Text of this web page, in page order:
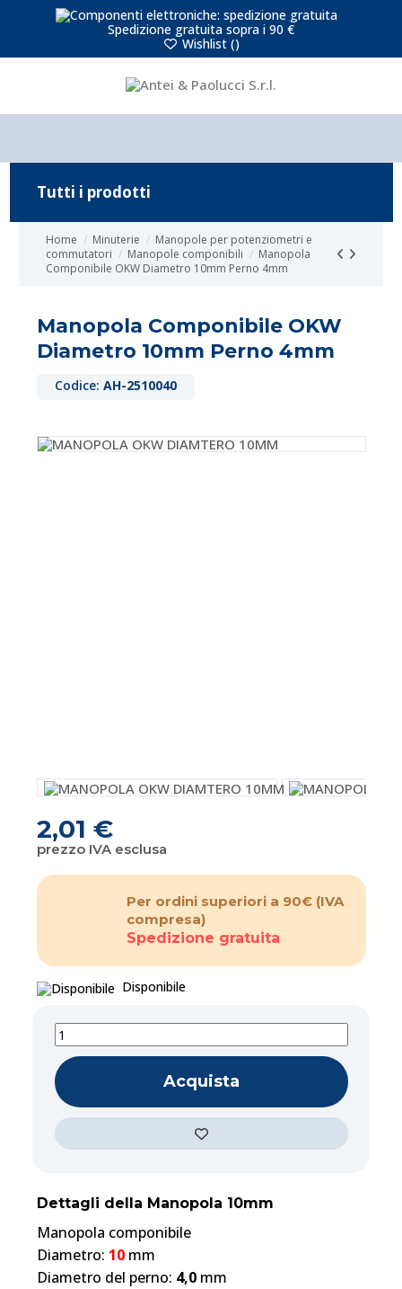
Spedizione gratuita sopra i 90 €
Wishlist ()
Home Minuterie
Manopole per potenziometri e
commutatori
Manopole componibili
Manopola
Componibile OKW Diametro 10mm Perno 4mm
Manopola Componibile OKW
Diametro 10mm Perno 4mm
Codice: AH-2510040
2,01 €
prezzo IVA esclusa
Per ordini superiori a 90€ (IVA
compresa)
Spedizione gratuita
Disponibile
Acquista
Dettagli della Manopola 10mm
Manopola componibile
Diametro: 10mm
Diametro del perno: 4,0mm
Tutti i prodotti